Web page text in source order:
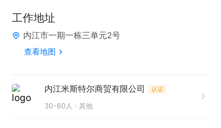
边学边做，有耐心热爱美甲行业很重要。
2 具备一定责任心、做事细致认真、性格活泼思维活
跃，无需面对客户，社恐美甲师首选。
公司95;00后居多，氛围轻松，只要有耐心肯学热爱
美甲行业，小白也能成长为优秀的美甲师。（无需对
工作地址
内江市一期一栋三单元2号
查看地图
内江米斯特尔商贸有限公司 认证
30-60人 其他